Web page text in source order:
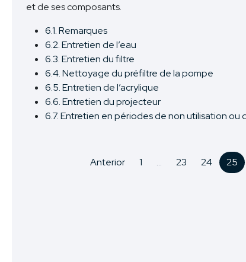
et de ses composants.
6.1. Remarques
6.2. Entretien de l’eau
6.3. Entretien du filtre
6.4. Nettoyage du préfiltre de la pompe
6.5. Entretien de l’acrylique
6.6. Entretien du projecteur
6.7. Entretien en périodes de non utilisation ou
Anterior 1 ... 23 24 25